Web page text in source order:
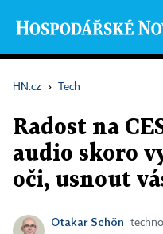
HN.cz › Tech
Radost na
audio skoro
oči, usnout
Otakar Schön